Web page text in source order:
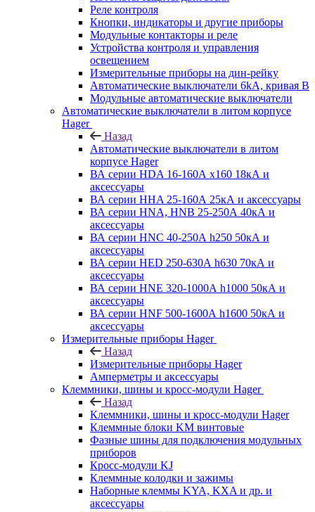
Реле контроля
Кнопки, индикаторы и другие приборы
Модульные контакторы и реле
Устройства контроля и управления
освещением
Измерительные приборы на дин-рейку
Автоматические выключатели 6kA, кривая В
Модульные автоматические выключатели
Автоматические выключатели в литом корпусе
Hager
Назад
Автоматические выключатели в литом
корпусе Hager
ВА серии HDA 16-160А x160 18кА и
аксессуары
ВА серии HHA 25-160А 25кА и аксессуары
ВА серии HNA, HNB 25-250А 40кА и
аксессуары
ВА серии HNC 40-250А h250 50кА и
аксессуары
ВА серии HED 250-630А h630 70кА и
аксессуары
ВА серии HNE 320-1000А h1000 50кА и
аксессуары
ВА серии HNF 500-1600А h1600 50кА и
аксессуары
Измерительные приборы Hager
Назад
Измерительные приборы Hager
Амперметры и аксессуары
Клеммники, шины и кросс-модули Hager
Назад
Клеммники, шины и кросс-модули Hager
Клеммные блоки KM винтовые
Фазные шины для подключения модульных
приборов
Кросс-модули KJ
Клеммные колодки и зажимы
Наборные клеммы KYA, KXA и др. и
аксессуары